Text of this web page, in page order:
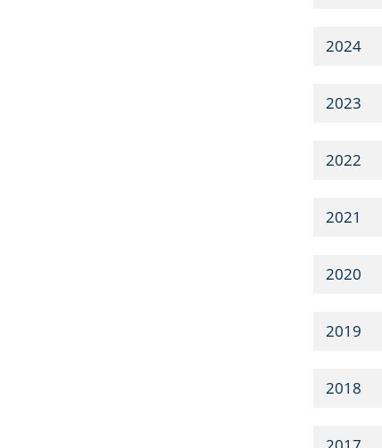
2024
2023
2022
2021
2020
2019
2018